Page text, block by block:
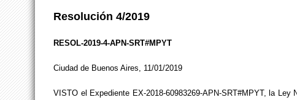
Resolución 4/2019
RESOL-2019-4-APN-SRT#MPYT
Ciudad de Buenos Aires, 11/01/2019
VISTO el Expediente EX-2018-60983269-APN-SRT#MPYT, la